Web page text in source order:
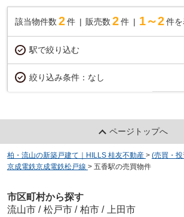
該当物件数 2件 販売数 2 件 1～2 件
駅で絞り込む
絞り込み条件： なし
ページトップへ
柏・流山の新築戸建て｜HILLS 桂友不動産 > (売買・
京成電鉄京成電鉄松戸線 > 五香駅の売買物件
市区町村から探す
流山市 / 松戸市 / 柏市 / 上田市